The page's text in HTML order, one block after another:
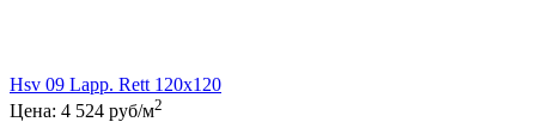
Hsv 09 Lapp. Rett 120x120
Цена: 4 524 руб/м2